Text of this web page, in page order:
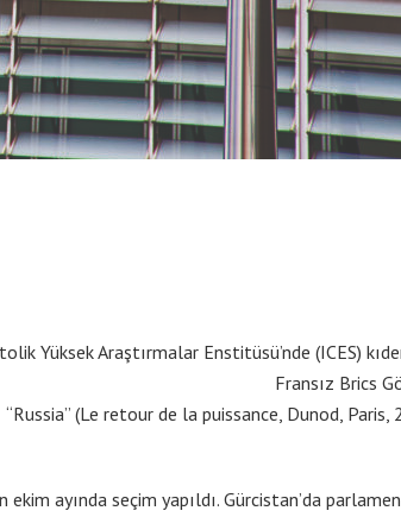
Yüksek Araştırmalar Enstitüsü’nde (ICES)
Fransız Brics
“Russia” (Le retour de la puissance, Dunod, Paris,
ayında seçim yapıldı. Gürcistan’da